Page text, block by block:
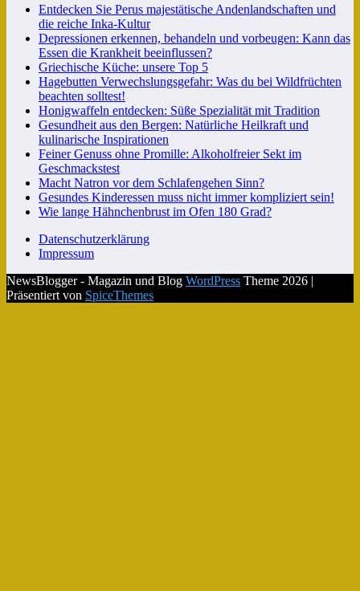
Entdecken Sie Perus majestätische Andenlandschaften und
die reiche Inka-Kultur
Depressionen erkennen, behandeln und vorbeugen: Kann das
Essen die Krankheit beeinflussen?
Griechische Küche: unsere Top 5
Hagebutten Verwechslungsgefahr: Was du bei Wildfrüchten
beachten solltest!
Honigwaffeln entdecken: Süße Spezialität mit Tradition
Gesundheit aus den Bergen: Natürliche Heilkraft und
kulinarische Inspirationen
Feiner Genuss ohne Promille: Alkoholfreier Sekt im
Geschmackstest
Macht Natron vor dem Schlafengehen Sinn?
Gesundes Kinderessen muss nicht immer kompliziert sein!
Wie lange Hähnchenbrust im Ofen 180 Grad?
Datenschutzerklärung
Impressum
NewsBlogger - Magazin und Blog WordPress Theme 2026 |
Präsentiert von SpiceThemes